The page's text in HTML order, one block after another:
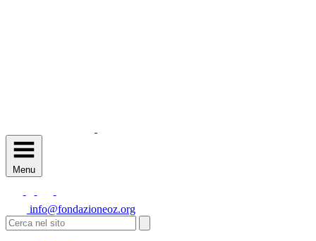
Menu
info@fondazioneoz.org